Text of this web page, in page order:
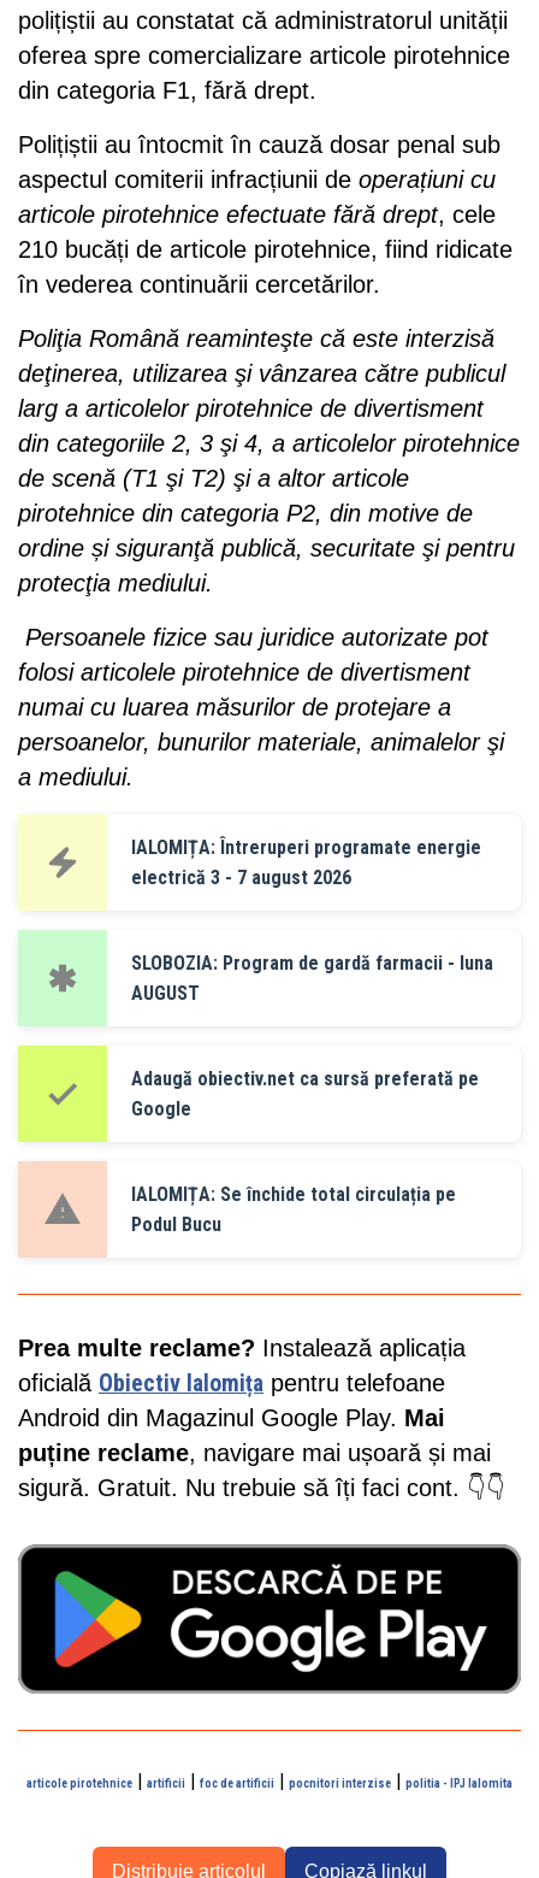
polițiștii au constatat că administratorul unității
oferea spre comercializare articole pirotehnice
din categoria F1, fără drept.
Polițiștii au întocmit în cauză dosar penal sub
aspectul comiterii infracțiunii de operațiuni cu
articole pirotehnice efectuate fără drept, cele
210 bucăți de articole pirotehnice, fiind ridicate
în vederea continuării cercetărilor.
Poliţia Română reaminteşte că este interzisă
deţinerea, utilizarea şi vânzarea către publicul
larg a articolelor pirotehnice de divertisment
din categoriile 2, 3 şi 4, a articolelor pirotehnice
de scenă (T1 şi T2) şi a altor articole
pirotehnice din categoria P2, din motive de
ordine și siguranţă publică, securitate şi pentru
protecţia mediului.
Persoanele fizice sau juridice autorizate pot
folosi articolele pirotehnice de divertisment
numai cu luarea măsurilor de protejare a
persoanelor, bunurilor materiale, animalelor şi
a mediului.
IALOMIȚA: Întreruperi programate energie
electrică 3 - 7 august 2026
SLOBOZIA: Program de gardă farmacii - luna
AUGUST
Adaugă obiectiv.net ca sursă preferată pe
Google
IALOMIȚA: Se închide total circulația pe
Podul Bucu
Prea multe reclame? Instalează aplicația
oficială Obiectiv Ialomița pentru telefoane
Android din Magazinul Google Play. Mai
puține reclame, navigare mai ușoară și mai
sigură. Gratuit. Nu trebuie să îți faci cont. 👇👇
articole pirotehnice | artificii | foc de artificii | pocnitori interzise | politia - IPJ Ialomita
Distribuie articolul Copiază linkul